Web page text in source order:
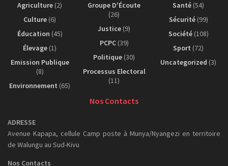
Agriculture (2)
Culture (6)
Éducation (45)
Élevage (1)
Emission Publique
(8)
Environnement (65)
Groupe D'Écoute
(26)
Justice (9)
PCPC(39)
Politique (30)
Processus Electoral
(11)
Santé (54)
Sécurité(99)
Société(108)
Sport (72)
Uncategorized (3)
Nos Contacts
ADRESSE
Avenue Kapapa, cellule Camp poste à Munya/Nyangezi en territoire
de Walungu au Sud-Kivu
Nos Contacts